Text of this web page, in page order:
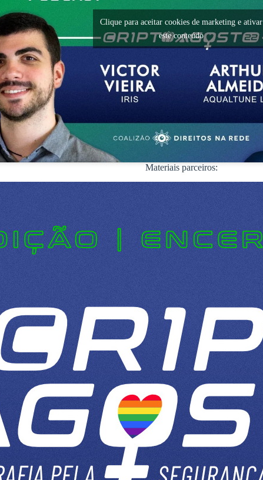
Clique para aceitar cookies de marketing e ativar
este conteúdo
Materiais parceiros: